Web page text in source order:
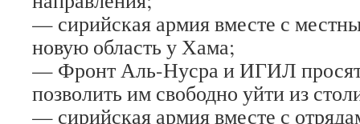
— сирийская армия вместе с
новую область у Хама;
— Фронт Аль-Нусра и ИГИЛ
позволить им свободно уйти из
— сирийская армия вместе с